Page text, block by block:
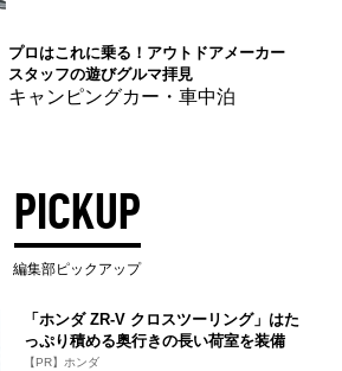
プロはこれに乗る！アウトドアメーカー
スタッフの遊びグルマ拝見
キャンピングカー・車中泊
PICKUP
編集部ピックアップ
「ホンダ ZR-V クロスツーリング」はた
っぷり積める奥行きの長い荷室を装備
【PR】ホンダ